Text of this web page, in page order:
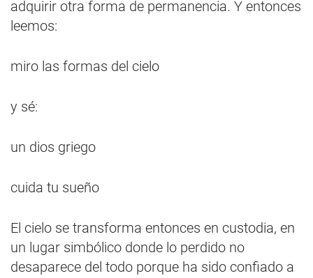
adquirir otra forma de permanencia. Y entonces
leemos:
miro las formas del cielo
y sé:
un dios griego
cuida tu sueño
El cielo se transforma entonces en custodia, en
un lugar simbólico donde lo perdido no
desaparece del todo porque ha sido confiado a